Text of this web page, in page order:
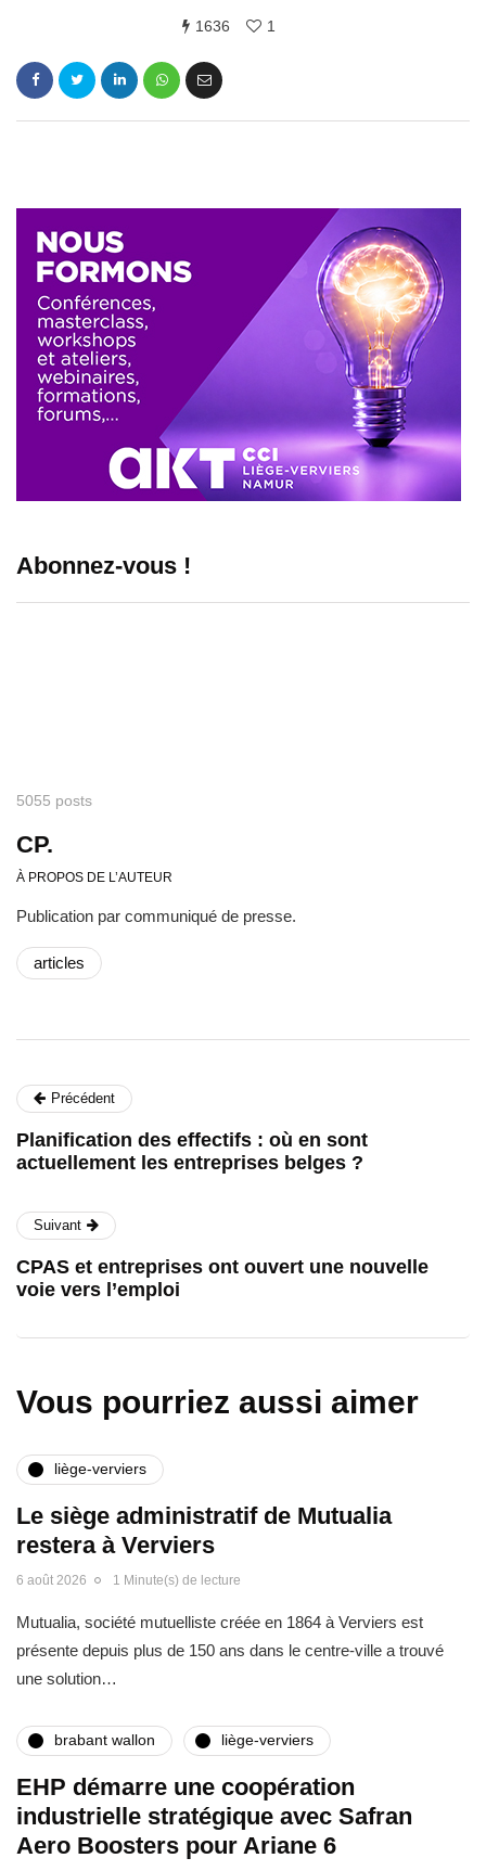
1636 1
Abonnez-vous !
5055 posts
CP.
À PROPOS DE L’AUTEUR
Publication par communiqué de presse.
articles
Précédent
Planification des effectifs : où en sont
actuellement les entreprises belges ?
Suivant
CPAS et entreprises ont ouvert une nouvelle
voie vers l’emploi
Vous pourriez aussi aimer
liège-verviers
Le siège administratif de Mutualia
restera à Verviers
6 août 2026 1 Minute(s) de lecture
Mutualia, société mutuelliste créée en 1864 à Verviers est
présente depuis plus de 150 ans dans le centre-ville a trouvé
une solution…
brabant wallon liège-verviers
EHP démarre une coopération
industrielle stratégique avec Safran
Aero Boosters pour Ariane 6